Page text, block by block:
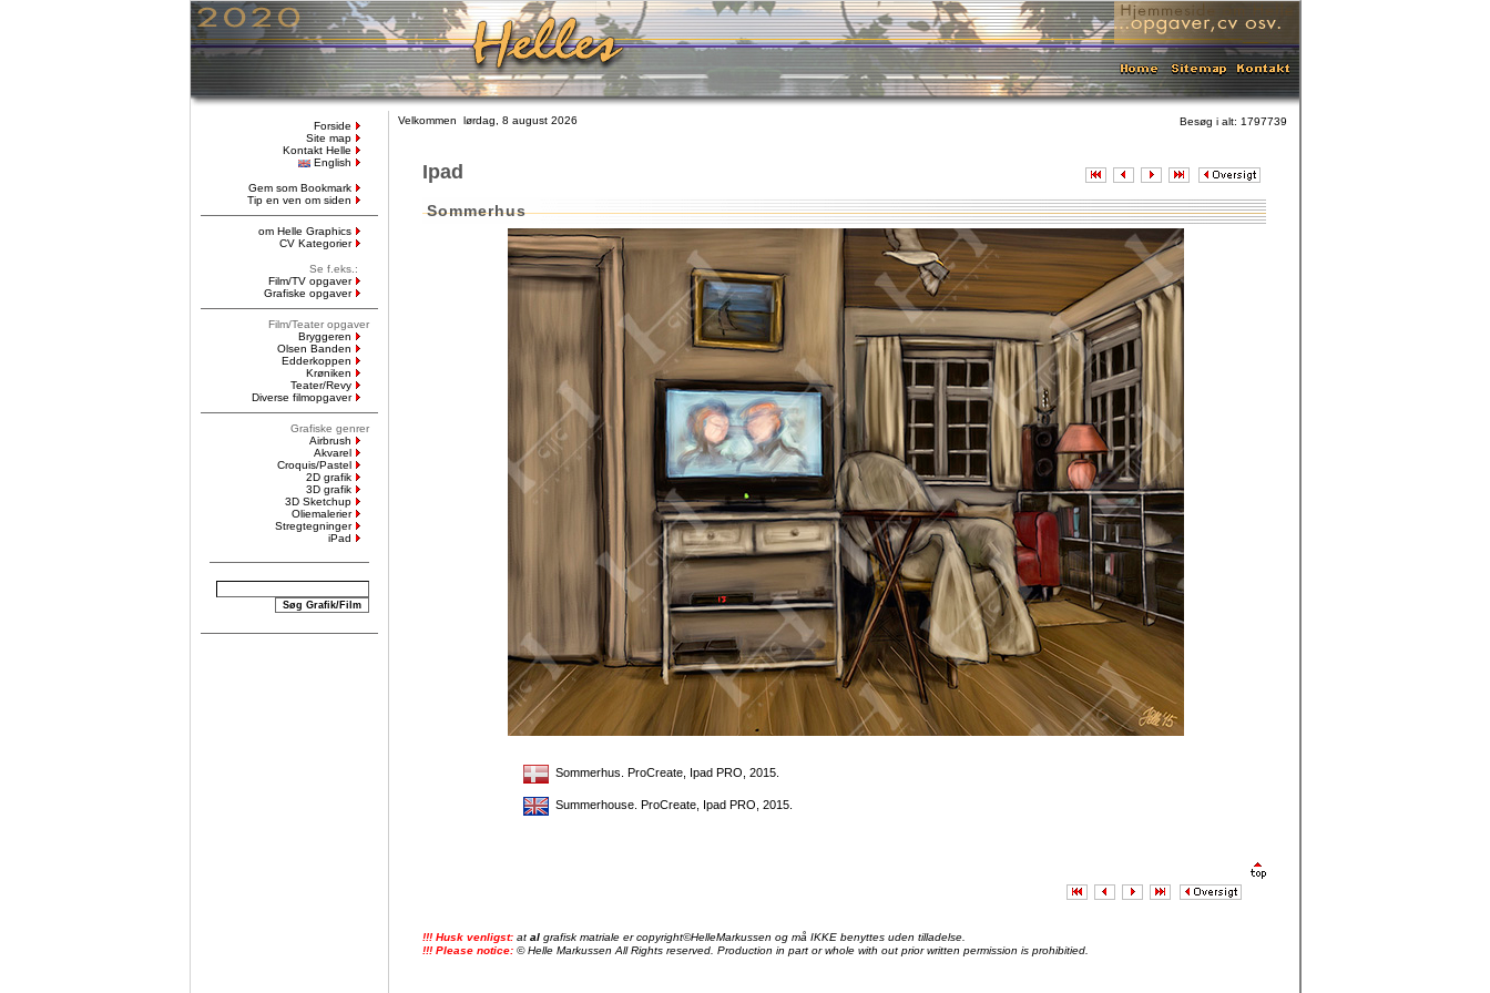
Forside
Site map
Kontakt Helle
English
Gem som Bookmark
Tip en ven om siden
om Helle Graphics
CV Kategorier
Se f.eks.:
Film/TV opgaver
Grafiske opgaver
Film/Teater opgaver
Bryggeren
Olsen Banden
Edderkoppen
Krøniken
Teater/Revy
Diverse filmopgaver
Grafiske genrer
Airbrush
Akvarel
Croquis/Pastel
2D grafik
3D grafik
3D Sketchup
Oliemalerier
Stregtegninger
iPad
Besøg i alt: 1797739
Velkommen lørdag, 8 august 2026
Ipad
Sommerhus
Sommerhus. ProCreate, Ipad PRO, 2015.
Summerhouse. ProCreate, Ipad PRO, 2015.
!!! Husk venligst:at al grafisk matriale er copyright©HelleMarkussen og må IKKE benyttes uden tilladelse.
!!! Please notice:© Helle Markussen All Rights reserved. Production in part or whole with out prior written permission is prohibitied.